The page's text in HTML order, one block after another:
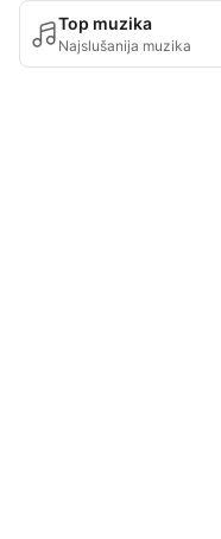
Top muzika
Najslušanija muzika